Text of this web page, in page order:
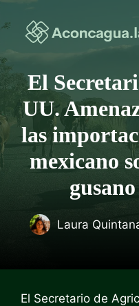
al
contenido
El
UU.
las
mexicano
Laura
El Secretario de